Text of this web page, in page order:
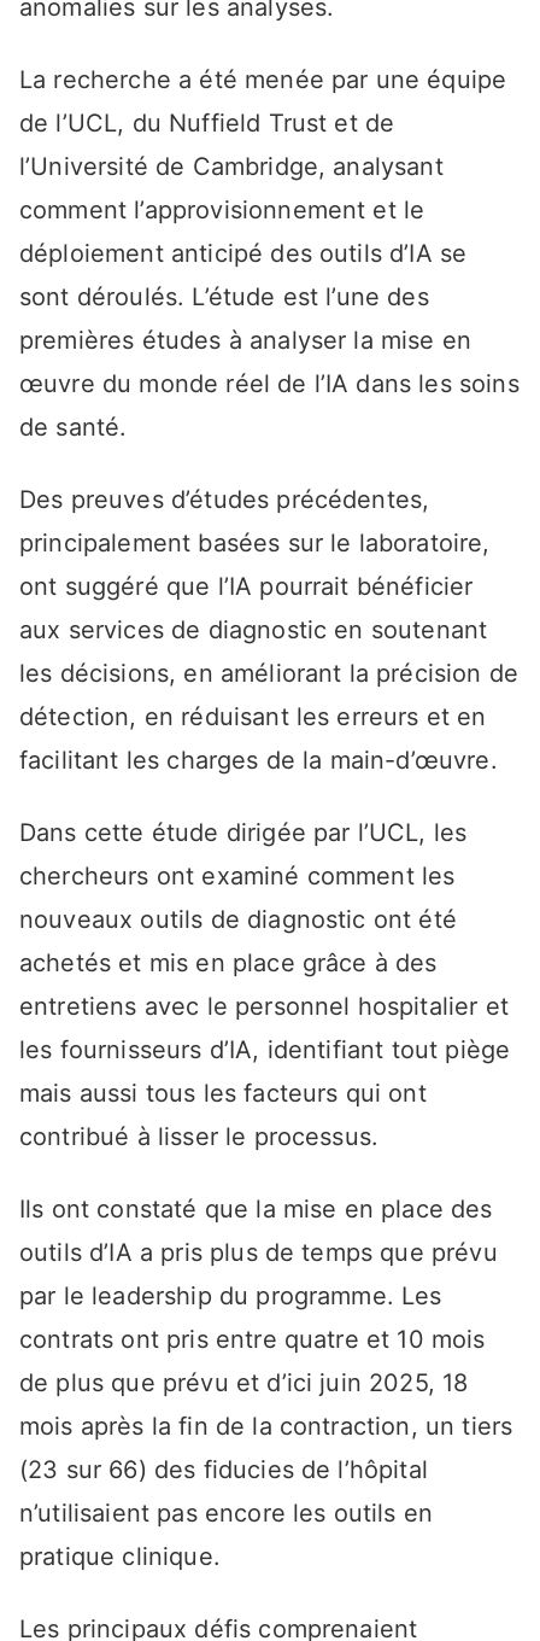
anomalies sur les analyses.
La recherche a été menée par une équipe
de l’UCL, du Nuffield Trust et de
l’Université de Cambridge, analysant
comment l’approvisionnement et le
déploiement anticipé des outils d’IA se
sont déroulés. L’étude est l’une des
premières études à analyser la mise en
œuvre du monde réel de l’IA dans les soins
de santé.
Des preuves d’études précédentes,
principalement basées sur le laboratoire,
ont suggéré que l’IA pourrait bénéficier
aux services de diagnostic en soutenant
les décisions, en améliorant la précision de
détection, en réduisant les erreurs et en
facilitant les charges de la main-d’œuvre.
Dans cette étude dirigée par l’UCL, les
chercheurs ont examiné comment les
nouveaux outils de diagnostic ont été
achetés et mis en place grâce à des
entretiens avec le personnel hospitalier et
les fournisseurs d’IA, identifiant tout piège
mais aussi tous les facteurs qui ont
contribué à lisser le processus.
Ils ont constaté que la mise en place des
outils d’IA a pris plus de temps que prévu
par le leadership du programme. Les
contrats ont pris entre quatre et 10 mois
de plus que prévu et d’ici juin 2025, 18
mois après la fin de la contraction, un tiers
(23 sur 66) des fiducies de l’hôpital
n’utilisaient pas encore les outils en
pratique clinique.
Les principaux défis comprenaient